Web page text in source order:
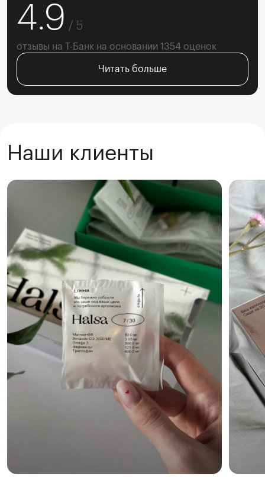
4.9 / 5
отзывы на Т-Банк на основании 1354 оценок
Читать больше
Наши клиенты